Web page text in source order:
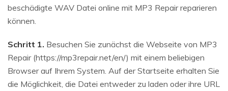
beschädigte WAV Datei online mit MP3 Repair reparieren
können.
Schritt 1. Besuchen Sie zunächst die Webseite von MP3
Repair (https://mp3repair.net/en/) mit einem beliebigen
Browser auf Ihrem System. Auf der Startseite erhalten Sie
die Möglichkeit, die Datei entweder zu laden oder ihre URL